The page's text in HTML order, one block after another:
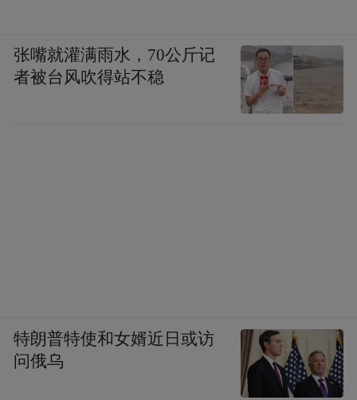
张嘴就灌满雨水，70公斤记
者被台风吹得站不稳
特朗普特使和女婿近日或访
问俄乌